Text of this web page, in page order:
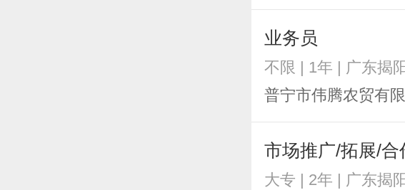
业务员
不限 | 1年 | 广东揭
普宁市伟腾农贸有
市场推广/拓展/合
大专 | 2年 | 广东揭